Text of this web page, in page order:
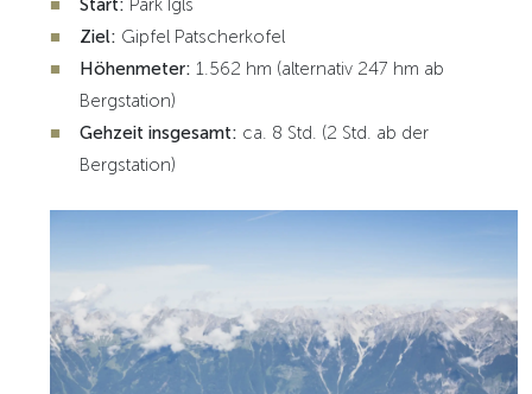
Start: Park Igls
Ziel: Gipfel Patscherkofel
Höhenmeter: 1.562 hm (alternativ 247 hm ab
Bergstation)
Gehzeit insgesamt: ca. 8 Std. (2 Std. ab der
Bergstation)